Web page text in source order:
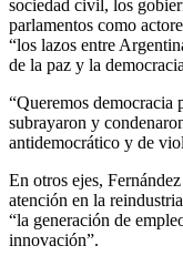
sociedad civil, los
parlamentos como
“los lazos entre
de la paz y la
“Queremos democracia
subrayaron y
antidemocrático y de
En otros ejes,
atención en la
“la generación de
innovación”.